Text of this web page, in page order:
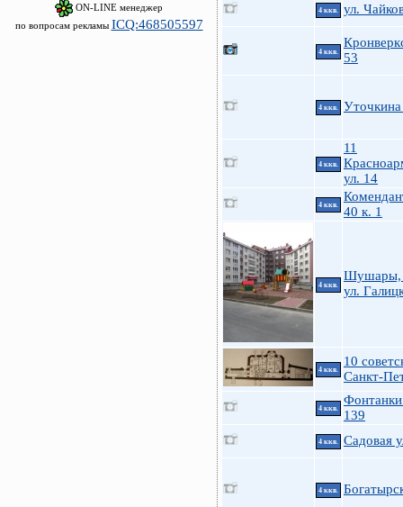
ON-LINE менеджер
по вопросам рекламы ICQ:468505597
4 ккв. ул.
4 ккв.
53
4 ккв.
4 ккв.
11
ул. 14
4 ккв.
40 к. 1
4 ккв.
Шушары,
ул.
4 ккв.
10
Санкт-
4 ккв.
139
4 ккв. Садовая
4 ккв.